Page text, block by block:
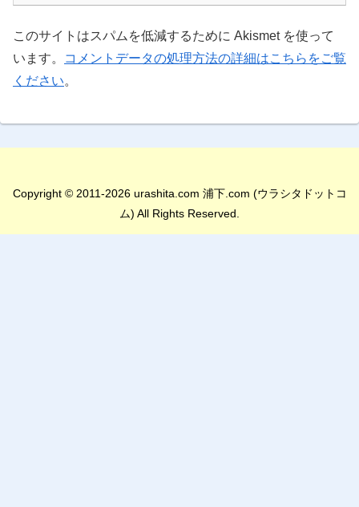
このサイトはスパムを低減するために Akismet を使って
います。
コメントデータの処理方法の詳細はこちらをご覧
ください。
Copyright © 2011-2026 urashita.com 浦下.com (ウラシタドットコ
ム) All Rights Reserved.